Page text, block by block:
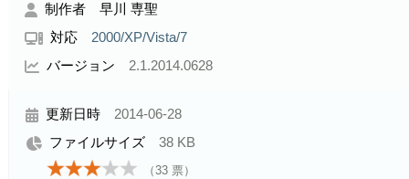
制作者 早川 専聖
対応 2000/XP/Vista/7
バージョン 2.1.2014.0628
更新日時 2014-06-28
ファイルサイズ 38 KB
（33 票）